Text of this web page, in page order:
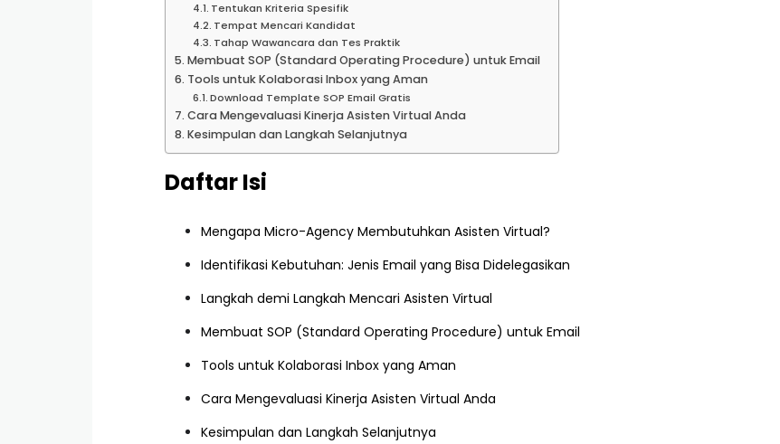
Tentukan Kriteria Spesifik
Tempat Mencari Kandidat
Tahap Wawancara dan Tes Praktik
Membuat SOP (Standard Operating Procedure) untuk Email
Tools untuk Kolaborasi Inbox yang Aman
Download Template SOP Email Gratis
Cara Mengevaluasi Kinerja Asisten Virtual Anda
Kesimpulan dan Langkah Selanjutnya
Daftar Isi
Mengapa Micro-Agency Membutuhkan Asisten Virtual?
Identifikasi Kebutuhan: Jenis Email yang Bisa Didelegasikan
Langkah demi Langkah Mencari Asisten Virtual
Membuat SOP (Standard Operating Procedure) untuk Email
Tools untuk Kolaborasi Inbox yang Aman
Cara Mengevaluasi Kinerja Asisten Virtual Anda
Kesimpulan dan Langkah Selanjutnya